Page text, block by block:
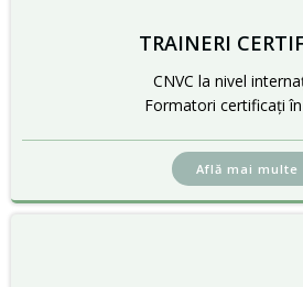
TRAINERI
CNVC la nivel
Formatori certificați în
Află mai multe